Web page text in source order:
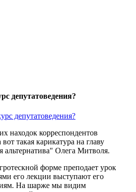
депутатоведения?
находок корреспондентов
вот такая карикатура на главу
альтернатива" Олега Митволя.
форме преподает урок
его лекции выступают его
На шарже мы видим